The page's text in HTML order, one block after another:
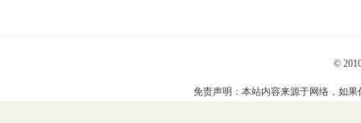
©
免责声明：本站内容来源于网络，如